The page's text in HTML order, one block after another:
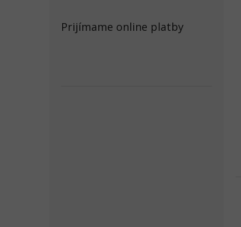
Prijímame online platby